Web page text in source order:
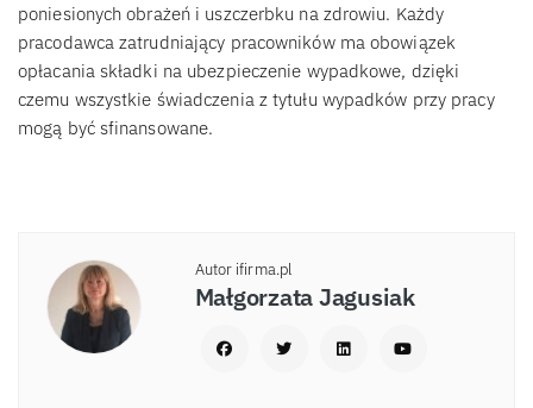
poniesionych obrażeń i uszczerbku na zdrowiu. Każdy
pracodawca zatrudniający pracowników ma obowiązek
opłacania składki na ubezpieczenie wypadkowe, dzięki
czemu wszystkie świadczenia z tytułu wypadków przy pracy
mogą być sfinansowane.
Autor ifirma.pl
Małgorzata Jagusiak